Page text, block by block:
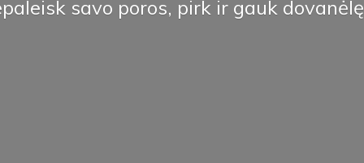
savo poros, pirk ir gauk